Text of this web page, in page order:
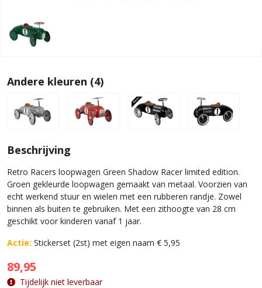
Andere kleuren (4)
Beschrijving
Retro Racers loopwagen Green Shadow Racer limited edition.
Groen gekleurde loopwagen gemaakt van metaal. Voorzien van
echt werkend stuur en wielen met een rubberen randje. Zowel
binnen als buiten te gebruiken. Met een zithoogte van 28 cm
geschikt voor kinderen vanaf 1 jaar.
Actie: Stickerset (2st) met eigen naam € 5,95
89,95
Tijdelijk niet leverbaar